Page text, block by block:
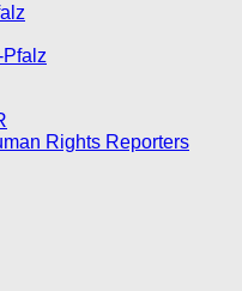
Rights Reporters